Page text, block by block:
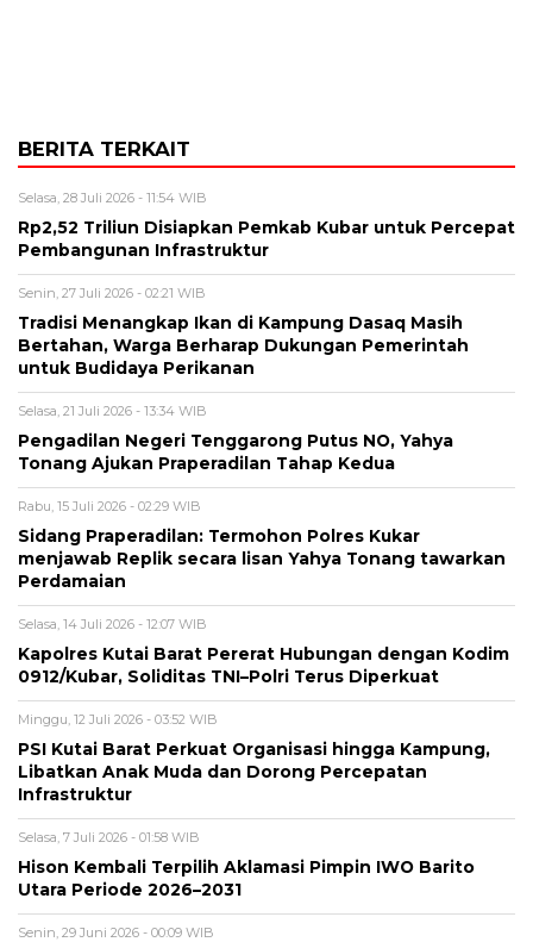
BERITA TERKAIT
Selasa, 28 Juli 2026 - 11:54 WIB
Rp2,52 Triliun Disiapkan Pemkab Kubar untuk Percepat
Pembangunan Infrastruktur
Senin, 27 Juli 2026 - 02:21 WIB
Tradisi Menangkap Ikan di Kampung Dasaq Masih
Bertahan, Warga Berharap Dukungan Pemerintah
untuk Budidaya Perikanan
Selasa, 21 Juli 2026 - 13:34 WIB
Pengadilan Negeri Tenggarong Putus NO, Yahya
Tonang Ajukan Praperadilan Tahap Kedua
Rabu, 15 Juli 2026 - 02:29 WIB
Sidang Praperadilan: Termohon Polres Kukar
menjawab Replik secara lisan Yahya Tonang tawarkan
Perdamaian
Selasa, 14 Juli 2026 - 12:07 WIB
Kapolres Kutai Barat Pererat Hubungan dengan Kodim
0912/Kubar, Soliditas TNI–Polri Terus Diperkuat
Minggu, 12 Juli 2026 - 03:52 WIB
PSI Kutai Barat Perkuat Organisasi hingga Kampung,
Libatkan Anak Muda dan Dorong Percepatan
Infrastruktur
Selasa, 7 Juli 2026 - 01:58 WIB
Hison Kembali Terpilih Aklamasi Pimpin IWO Barito
Utara Periode 2026–2031
Senin, 29 Juni 2026 - 00:09 WIB